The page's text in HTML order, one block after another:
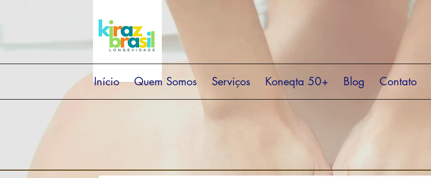
Início Quem Somos Serviços Koneqta 50+ Blog Contato